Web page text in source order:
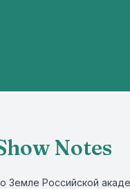
Notes
Земле Российской